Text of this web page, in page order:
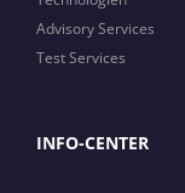
Advisory Services
Test Services
INFO-CENTER